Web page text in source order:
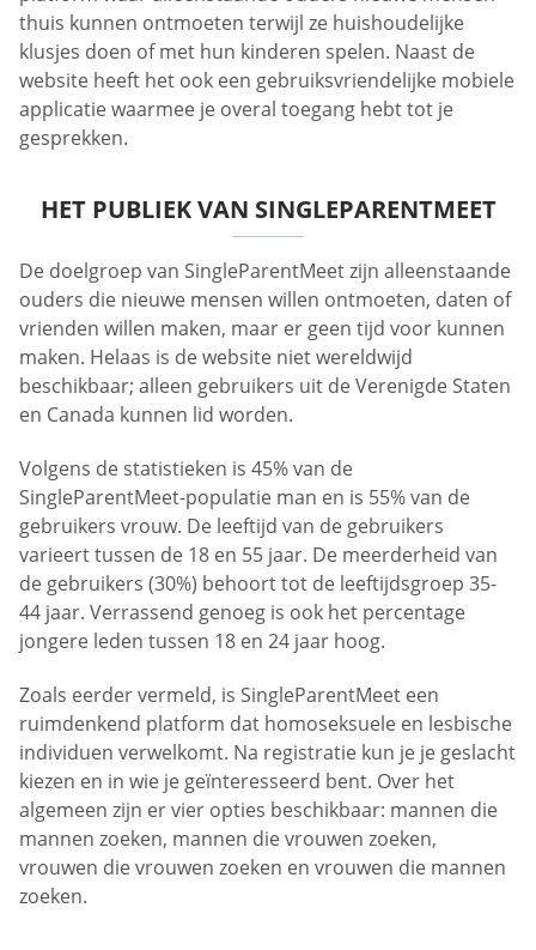
thuis kunnen ontmoeten terwijl ze huishoudelijke
klusjes doen of met hun kinderen spelen. Naast de
website heeft het ook een gebruiksvriendelijke mobiele
applicatie waarmee je overal toegang hebt tot je
gesprekken.
HET PUBLIEK VAN SINGLEPARENTMEET
De doelgroep van SingleParentMeet zijn alleenstaande
ouders die nieuwe mensen willen ontmoeten, daten of
vrienden willen maken, maar er geen tijd voor kunnen
maken. Helaas is de website niet wereldwijd
beschikbaar; alleen gebruikers uit de Verenigde Staten
en Canada kunnen lid worden.
Volgens de statistieken is 45% van de
SingleParentMeet-populatie man en is 55% van de
gebruikers vrouw. De leeftijd van de gebruikers
varieert tussen de 18 en 55 jaar. De meerderheid van
de gebruikers (30%) behoort tot de leeftijdsgroep 35-
44 jaar. Verrassend genoeg is ook het percentage
jongere leden tussen 18 en 24 jaar hoog.
Zoals eerder vermeld, is SingleParentMeet een
ruimdenkend platform dat homoseksuele en lesbische
individuen verwelkomt. Na registratie kun je je geslacht
kiezen en in wie je geïnteresseerd bent. Over het
algemeen zijn er vier opties beschikbaar: mannen die
mannen zoeken, mannen die vrouwen zoeken,
vrouwen die vrouwen zoeken en vrouwen die mannen
zoeken.